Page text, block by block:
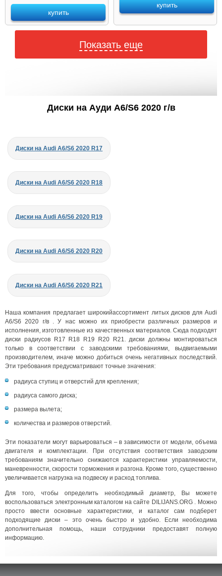
купить
купить
Показать еще
Диски на Ауди A6/S6 2020 г/в
Диски на Audi A6/S6 2020 R17
Диски на Audi A6/S6 2020 R18
Диски на Audi A6/S6 2020 R19
Диски на Audi A6/S6 2020 R20
Диски на Audi A6/S6 2020 R21
Наша компания предлагает широкийассортимент литых дисков для Audi
A6/S6 2020 г/в . У нас можно их приобрести различных размеров и
исполнения, изготовленные из качественных материалов. Сюда подходят
диски радиусов R17 R18 R19 R20 R21. диски должны монтироваться
только в соответствии с заводскими требованиями, выдвигаемыми
производителем, иначе можно добиться очень негативных последствий.
Эти требования предусматривают точные значения:
радиуса ступиц и отверстий для крепления;
радиуса самого диска;
размера вылета;
количества и размеров отверстий.
Эти показатели могут варьироваться – в зависимости от модели, объема
двигателя и комплектации. При отсутствия соответствия заводским
требованиям значительно снижаются характеристики управляемости,
маневренности, скорости торможения и разгона. Кроме того, существенно
увеличивается нагрузка на подвеску и расход топлива.
Для того, чтобы определить необходимый диаметр, Вы можете
воспользоваться электронным каталогом на сайте DILIJANS.ORG . Можно
просто ввести основные характеристики, и каталог сам подберет
подходящие диски – это очень быстро и удобно. Если необходима
дополнительная помощь, наши сотрудники предоставят полную
информацию.